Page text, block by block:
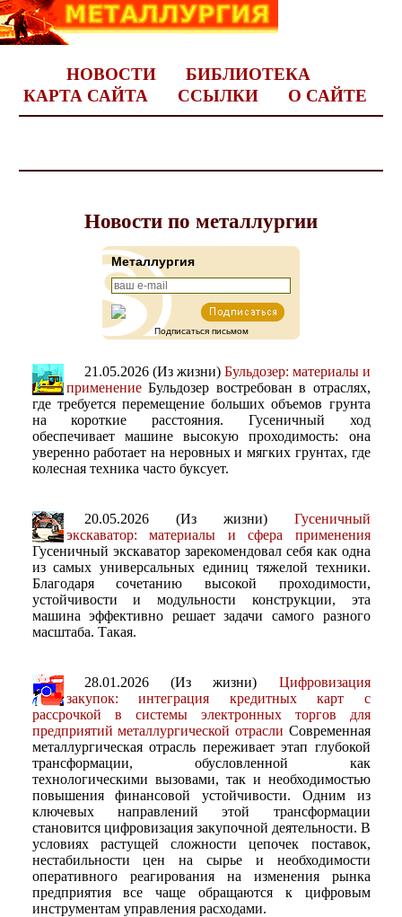
НОВОСТИ
БИБЛИОТЕКА
КАРТА САЙТА
ССЫЛКИ О САЙТЕ
Новости по металлургии
Металлургия
Подписаться письмом
21.05.2026 (Из жизни) Бульдозер: материалы и
применениеБульдозер востребован в отраслях,
где требуется перемещение больших объемов грунта
на короткие расстояния. Гусеничный ход
обеспечивает машине высокую проходимость: она
уверенно работает на неровных и мягких грунтах, где
колесная техника часто буксует.
20.05.2026 (Из жизни) Гусеничный
экскаватор: материалы и сфера применения
Гусеничный экскаватор зарекомендовал себя как одна
из самых универсальных единиц тяжелой техники.
Благодаря сочетанию высокой проходимости,
устойчивости и модульности конструкции, эта
машина эффективно решает задачи самого разного
масштаба. Такая.
28.01.2026 (Из жизни) Цифровизация
закупок: интеграция кредитных карт с
рассрочкой в системы электронных торгов для
предприятий металлургической отрасли Современная
металлургическая отрасль переживает этап глубокой
трансформации, обусловленной как
технологическими вызовами, так и необходимостью
повышения финансовой устойчивости. Одним из
ключевых направлений этой трансформации
становится цифровизация закупочной деятельности. В
условиях растущей сложности цепочек поставок,
нестабильности цен на сырье и необходимости
оперативного реагирования на изменения рынка
предприятия все чаще обращаются к цифровым
инструментам управления расходами.